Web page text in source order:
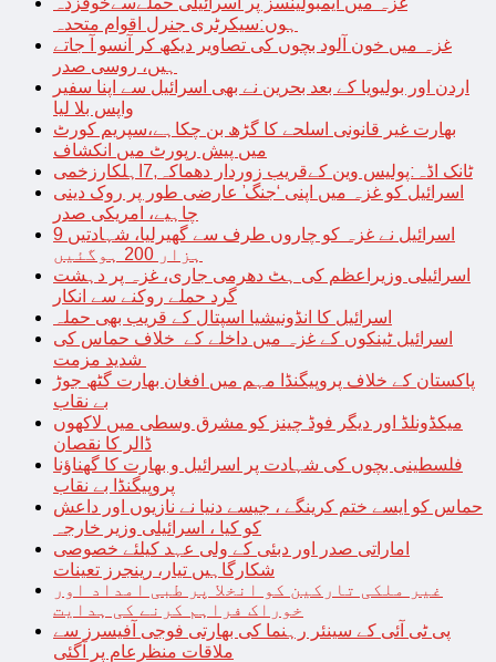
ہوں:سیکرٹری جنرل اقوام متحدہ
غزہ میں خون آلود بچوں کی تصاویر دیکھ کر آنسو آ جاتے
ہیں، روسی صدر
اردن اور بولیویا کے بعد بحرین نے بھی اسرائیل سے اپنا سفیر
واپس بلا لیا
بھارت غیر قانونی اسلحے کا گڑھ بن چکاہے،سپریم کورٹ
میں پیش رپورٹ میں انکشاف
ٹانک اڈہ:پولیس وین کےقریب زوردار دھماکہ,7اہلکارزخمی
اسرائیل کو غزہ میں اپنی ‘جنگ’ عارضی طور پر روک دینی
چاہیے، امریکی صدر
اسرائیل نے غزہ کو چاروں طرف سے گھیرلیا، شہادتیں 9
ہزار 200 ہوگئیں
اسرائیلی وزیراعظم کی ہٹ دھرمی جاری، غزہ پر دہشت
گرد حملے روکنے سے انکار
اسرائیل کا انڈونیشیا اسپتال کے قریب بھی حملہ
اسرائیل ٹینکوں کے غزہ میں داخلے کے خلاف حماس کی
پاکستان کے خلاف پروپیگنڈا مہم میں افغان بھارت گٹھ جوڑ
بے نقاب
میکڈونلڈ اور دیگر فوڈ چینز کو مشرق وسطی میں لاکھوں
ڈالر کا نقصان
فلسطینی بچوں کی شہادت پر اسرائیل و بھارت کا گھناؤنا
پروپیگنڈا بے نقاب
حماس کو ایسے ختم کرینگے ، جیسے دنیا نے نازیوں اور داعش
کو کیا ، اسرائیلی وزیر خارجہ
اماراتی صدر اور دبئی کے ولی عہد کیلئے خصوصی
شکارگاہیں تیار، رینجرز تعینات
غیر ملکی تارکین کو انخلا پر طبی امداد اور
خوراک فراہم کرنے کی ہدایت
پی ٹی آئی کے سینئر رہنما کی بھارتی فوجی آفیسرز سے
ملاقات منظرعام پر آگئی